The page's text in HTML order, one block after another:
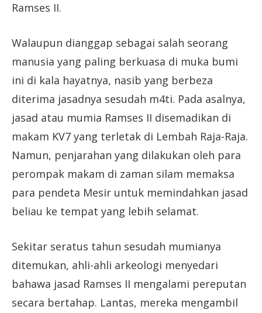
Ramses II.
Walaupun dianggap sebagai salah seorang
manusia yang paling berkuasa di muka bumi
ini di kala hayatnya, nasib yang berbeza
diterima jasadnya sesudah m4ti. Pada asalnya,
jasad atau mumia Ramses II disemadikan di
makam KV7 yang terletak di Lembah Raja-Raja.
Namun, penjarahan yang dilakukan oleh para
perompak makam di zaman silam memaksa
para pendeta Mesir untuk memindahkan jasad
beliau ke tempat yang lebih selamat.
Sekitar seratus tahun sesudah mumianya
ditemukan, ahli-ahli arkeologi menyedari
bahawa jasad Ramses II mengalami pereputan
secara bertahap. Lantas, mereka mengambil